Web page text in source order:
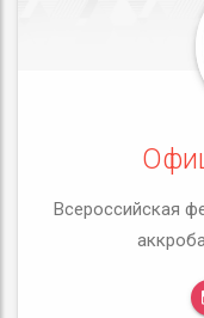
Всероссийская